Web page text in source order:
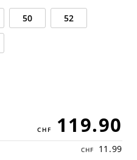
50 52
119.90
11.99